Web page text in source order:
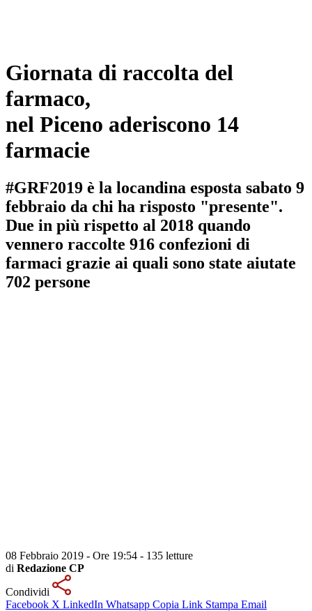
Giornata di raccolta del
farmaco,
nel Piceno aderiscono 14
farmacie
#GRF2019 è la locandina esposta sabato 9
febbraio da chi ha risposto "presente".
Due in più rispetto al 2018 quando
vennero raccolte 916 confezioni di
farmaci grazie ai quali sono state aiutate
702 persone
08 Febbraio 2019 - Ore 19:54 - 135 letture
di Redazione CP
Condividi
Facebook X LinkedIn Whatsapp Copia Link Stampa Email